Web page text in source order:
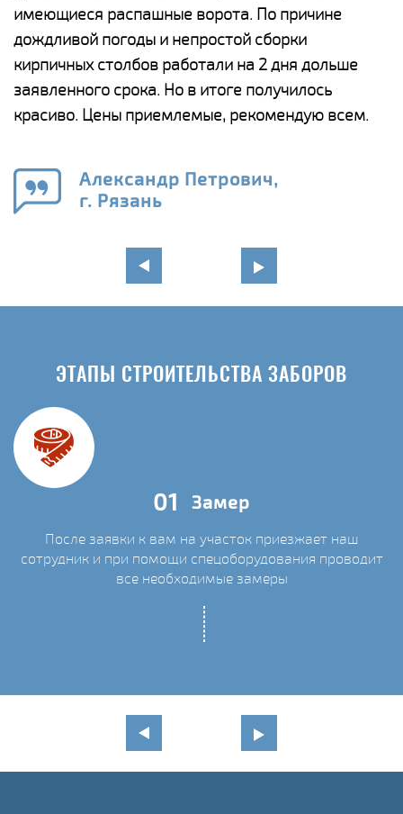
имеющиеся распашные ворота. По причине
дождливой погоды и непростой сборки
кирпичных столбов работали на 2 дня дольше
заявленного срока. Но в итоге получилось
красиво. Цены приемлемые, рекомендую всем.
Александр Петрович,
г. Рязань
ЭТАПЫ СТРОИТЕЛЬСТВА ЗАБОРОВ
01 Замер
После заявки к вам на участок приезжает наш
сотрудник и при помощи спецоборудования проводит
все необходимые замеры